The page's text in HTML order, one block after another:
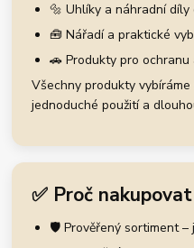
🔩 Uhlíky a náhradní
🧰 Nářadí a praktické
🚗 Produkty pro
Všechny produkty
jednoduché použití a
✅ Proč
🛡️ Prověřený sortiment